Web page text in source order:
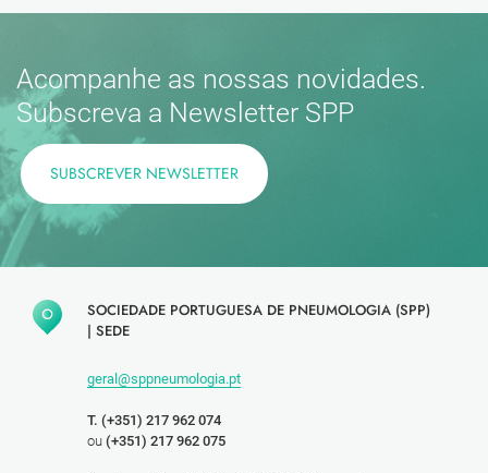
Acompanhe as nossas novidades.
Subscreva a Newsletter SPP
SUBSCREVER NEWSLETTER
SOCIEDADE PORTUGUESA DE PNEUMOLOGIA (SPP)
| SEDE
geral@sppneumologia.pt
T. (+351) 217 962 074
ou (+351) 217 962 075